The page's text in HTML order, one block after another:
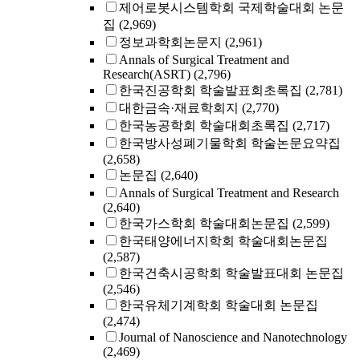
제어로봇시스템학회 국제학술대회 논문
집 (2,969)
정보과학회논문지 (2,961)
Annals of Surgical Treatment and
Research(ASRT) (2,796)
한국진공학회 학술발표회초록집 (2,781)
대한금속·재료학회지 (2,770)
한국농공학회 학술대회초록집 (2,717)
한국방사성폐기물학회 학술논문요약집
(2,658)
논문집 (2,640)
Annals of Surgical Treatment and Research
(2,640)
한국가스학회 학술대회논문집 (2,599)
한국태양에너지학회 학술대회논문집
(2,587)
한국건축시공학회 학술발표대회 논문집
(2,546)
한국유체기계학회 학술대회 논문집
(2,474)
Journal of Nanoscience and Nanotechnology
(2,469)